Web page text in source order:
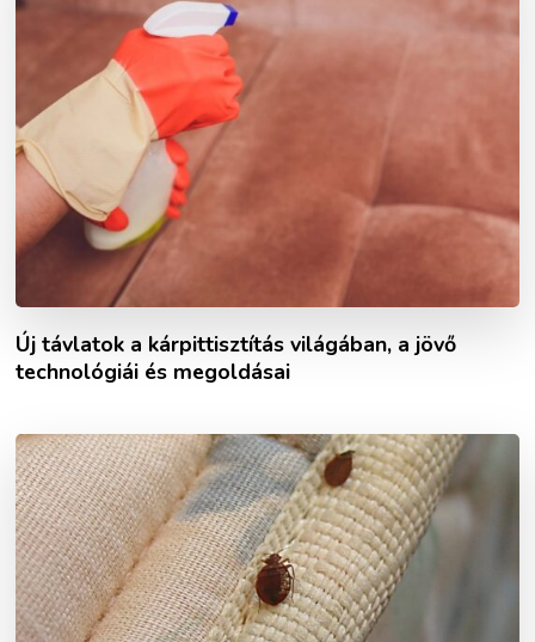
Új távlatok a kárpittisztítás világában, a jövő
technológiái és megoldásai